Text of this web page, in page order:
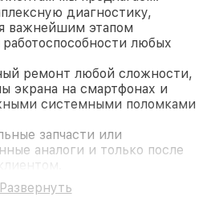
диагностику,
важнейшим этапом
работоспособности любых
ремонт любой сложности,
экрана на смартфонах и
системными поломками
запчасти или
аналоги и только после
комплектующие
гарантия. В случае
Развернуть